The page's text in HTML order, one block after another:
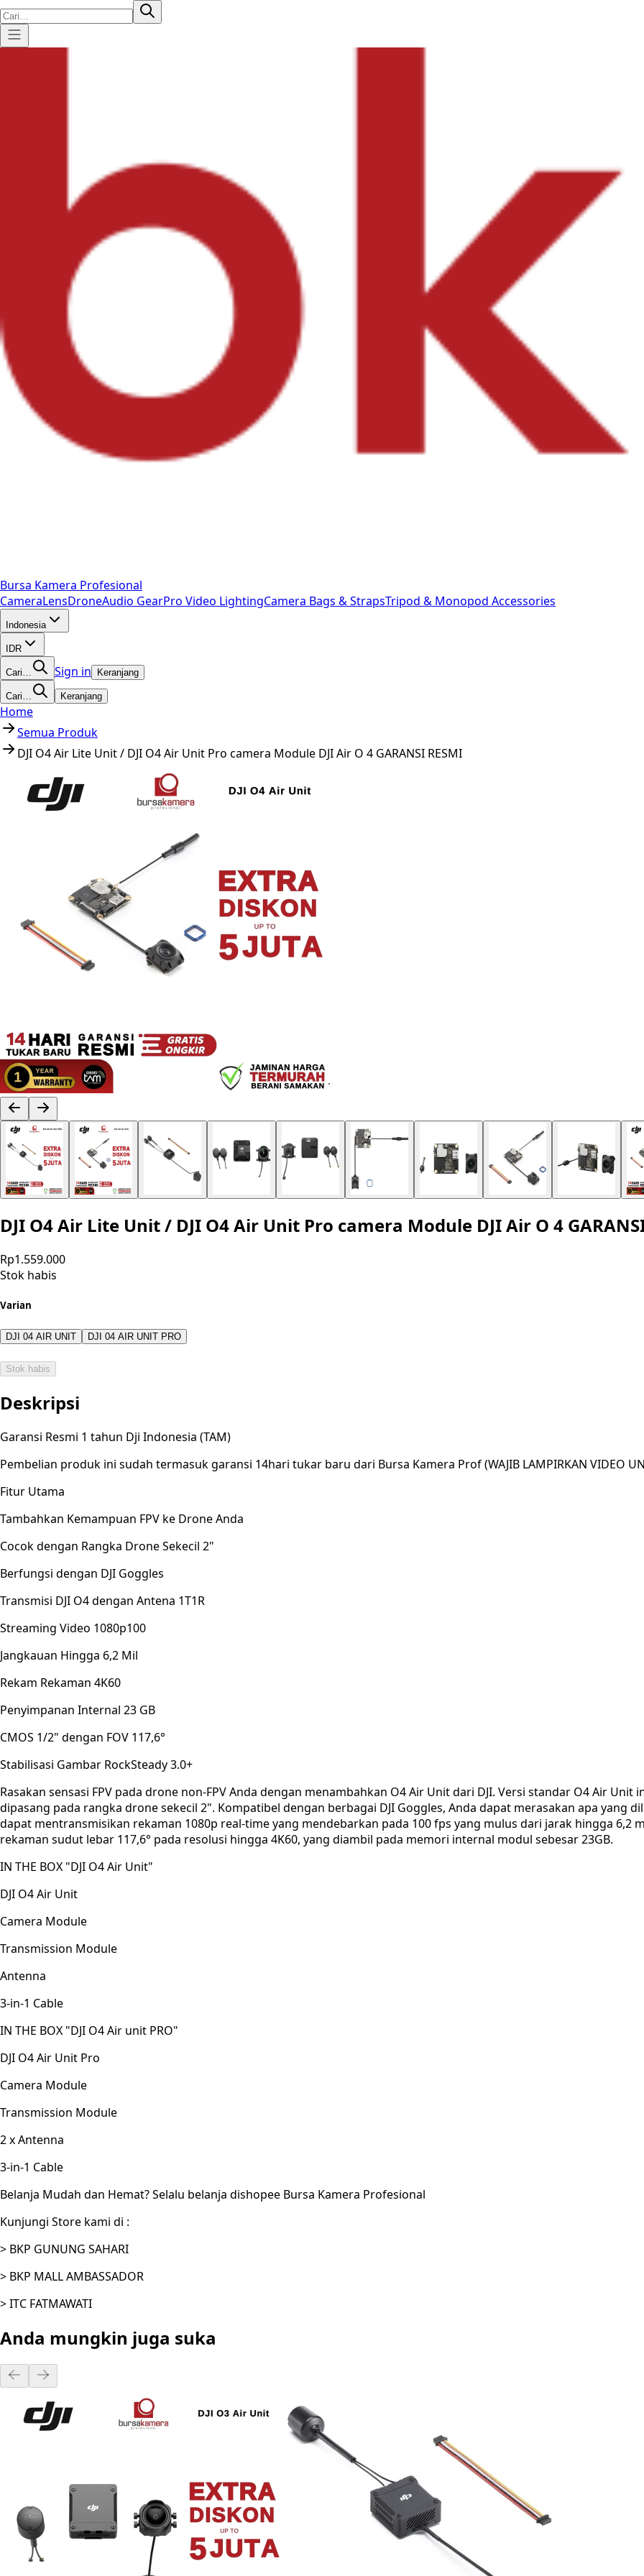
Bursa Kamera Profesional
CameraLensDroneAudio GearPro Video LightingCamera Bags & StrapsTripod & Monopod Accessories
Indonesia
IDR
Cari… Sign in Keranjang
Cari… Keranjang
Home
Semua Produk
DJI O4 Air Lite Unit / DJI O4 Air Unit Pro camera Module DJI Air O 4 GARANSI RESMI
DJI O4 Air Lite Unit / DJI O4 Air Unit Pro camera Module DJI Air O 4
Rp1.559.000
Stok habis
Varian
DJI 04 AIR UNIT DJI 04 AIR UNIT PRO
Stok habis
Deskripsi
Garansi Resmi 1 tahun Dji Indonesia (TAM)
Pembelian produk ini sudah termasuk garansi 14hari tukar baru dari Bursa Kamera Prof (WAJIB LAMPIRKAN VIDEO
Fitur Utama
Tambahkan Kemampuan FPV ke Drone Anda
Cocok dengan Rangka Drone Sekecil 2"
Berfungsi dengan DJI Goggles
Transmisi DJI O4 dengan Antena 1T1R
Streaming Video 1080p100
Jangkauan Hingga 6,2 Mil
Rekam Rekaman 4K60
Penyimpanan Internal 23 GB
CMOS 1/2" dengan FOV 117,6°
Stabilisasi Gambar RockSteady 3.0+
Rasakan sensasi FPV pada drone non-FPV Anda dengan menambahkan O4 Air Unit dari DJI. Versi standar O4 Air
dipasang pada rangka drone sekecil 2". Kompatibel dengan berbagai DJI Goggles, Anda dapat merasakan apa yang
dapat mentransmisikan rekaman 1080p real-time yang mendebarkan pada 100 fps yang mulus dari jarak hingga 6,2
rekaman sudut lebar 117,6° pada resolusi hingga 4K60, yang diambil pada memori internal modul sebesar 23GB.
IN THE BOX "DJI O4 Air Unit"
DJI O4 Air Unit
Camera Module
Transmission Module
Antenna
3-in-1 Cable
IN THE BOX "DJI O4 Air unit PRO"
DJI O4 Air Unit Pro
Camera Module
Transmission Module
2 x Antenna
3-in-1 Cable
Belanja Mudah dan Hemat? Selalu belanja dishopee Bursa Kamera Profesional
Kunjungi Store kami di :
> BKP GUNUNG SAHARI
> BKP MALL AMBASSADOR
> ITC FATMAWATI
Anda mungkin juga suka